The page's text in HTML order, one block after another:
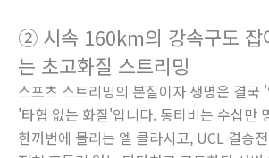
② 시속 160km의 강속구도 잡
는 초고화질 스트리밍
스포츠 스트리밍의 본질이자 생명은 결국
'타협 없는 화질'입니다. 통티비는 수십만
한꺼번에 몰리는 엘 클라시코, UCL 결승